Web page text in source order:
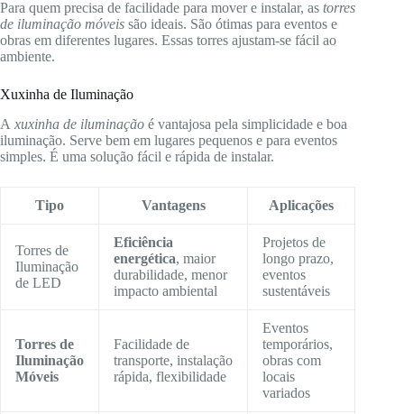
Para quem precisa de facilidade para mover e instalar, as torres
de iluminação móveis são ideais. São ótimas para eventos e
obras em diferentes lugares. Essas torres ajustam-se fácil ao
ambiente.
Xuxinha de Iluminação
A xuxinha de iluminação é vantajosa pela simplicidade e boa
iluminação. Serve bem em lugares pequenos e para eventos
simples. É uma solução fácil e rápida de instalar.
Tipo Vantagens Aplicações
Torres de
Iluminação
de LED
Eficiência
energética, maior
durabilidade, menor
impacto ambiental
Projetos de
longo prazo,
eventos
sustentáveis
Torres de
Iluminação
Móveis
Facilidade de
transporte, instalação
rápida, flexibilidade
Eventos
temporários,
obras com
locais
variados